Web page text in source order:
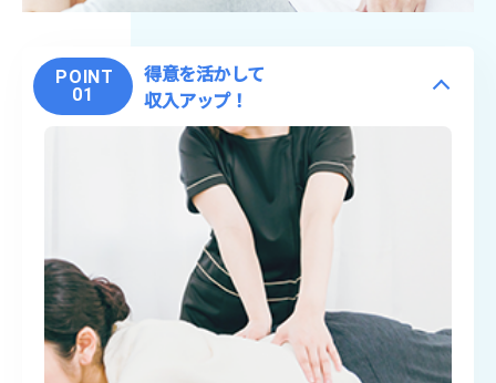
POINT
01
得意を活かして
収入アップ！